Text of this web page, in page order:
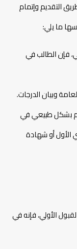
التقديم وإتمام
ما يلي:
فإن الطالب في
وبيان الدرجات.
بشكل طبيعي في
الأول أو شهادة
الأولي، فإنه في